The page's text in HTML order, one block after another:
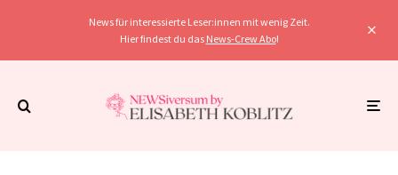
News für interessierte Leser:innen mit wenig Zeit.
Hier findest du das News-Crew Abo!